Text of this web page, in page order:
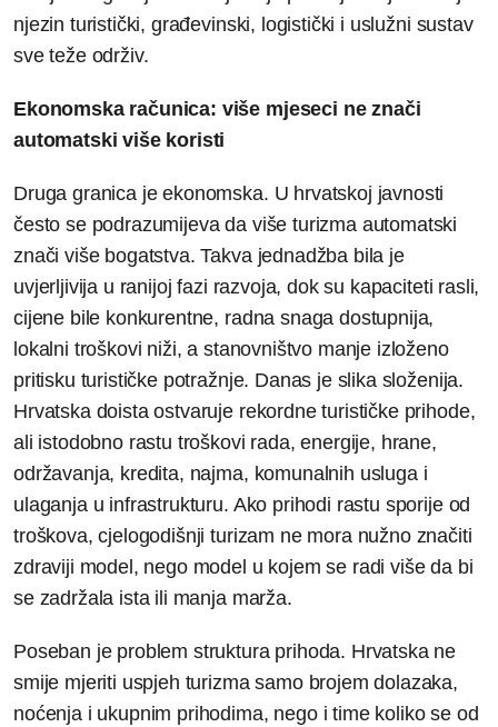
njezin turistički, građevinski, logistički i uslužni sustav
sve teže održiv.
Ekonomska računica: više mjeseci ne znači
automatski više koristi
Druga granica je ekonomska. U hrvatskoj javnosti
često se podrazumijeva da više turizma automatski
znači više bogatstva. Takva jednadžba bila je
uvjerljivija u ranijoj fazi razvoja, dok su kapaciteti rasli,
cijene bile konkurentne, radna snaga dostupnija,
lokalni troškovi niži, a stanovništvo manje izloženo
pritisku turističke potražnje. Danas je slika složenija.
Hrvatska doista ostvaruje rekordne turističke prihode,
ali istodobno rastu troškovi rada, energije, hrane,
održavanja, kredita, najma, komunalnih usluga i
ulaganja u infrastrukturu. Ako prihodi rastu sporije od
troškova, cjelogodišnji turizam ne mora nužno značiti
zdraviji model, nego model u kojem se radi više da bi
se zadržala ista ili manja marža.
Poseban je problem struktura prihoda. Hrvatska ne
smije mjeriti uspjeh turizma samo brojem dolazaka,
noćenja i ukupnim prihodima, nego i time koliko se od